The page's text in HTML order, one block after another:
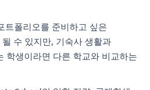
트폴리오를 준비하고 싶은
수 있지만, 기숙사 생활과
학생이라면 다른 학교와 비교하는